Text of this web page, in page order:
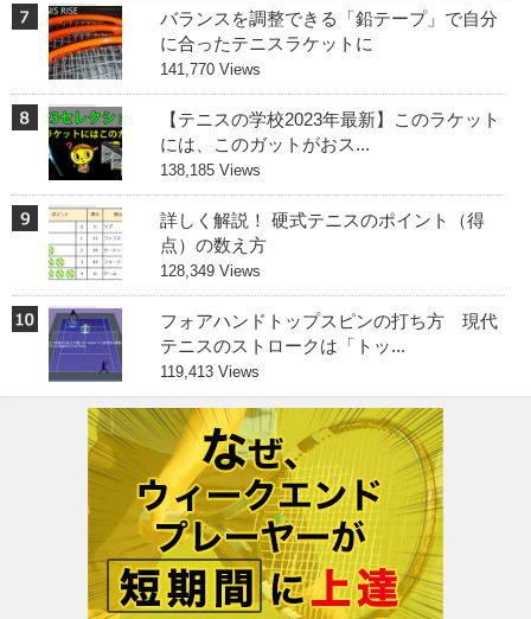
バランスを調整できる「鉛テープ」で自分
に合ったテニスラケットに
141,770 Views
【テニスの学校2023年最新】このラケット
には、このガットがおス...
138,185 Views
詳しく解説！ 硬式テニスのポイント（得
点）の数え方
128,349 Views
フォアハンドトップスピンの打ち方 現代
テニスのストロークは「トッ...
119,413 Views